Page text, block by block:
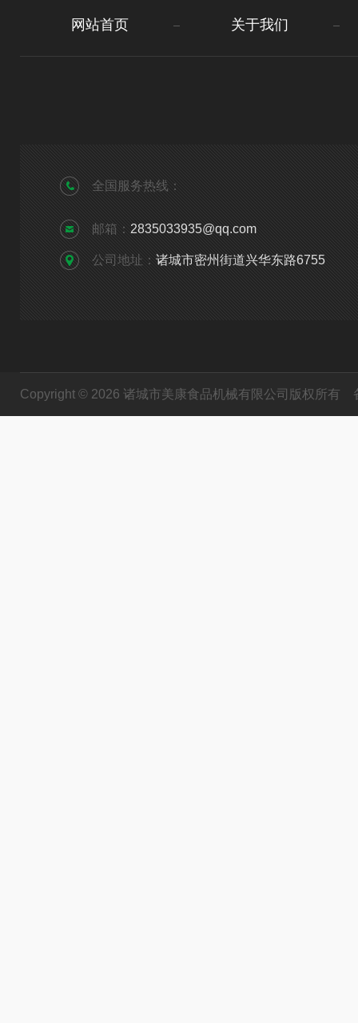
网站首页 关于我们
全国服务热线：
邮箱： 2835033935@qq.com
公司地址： 诸城市密州街道兴华东路6755
Copyright © 2026 诸城市美康食品机械有限公司版权所有